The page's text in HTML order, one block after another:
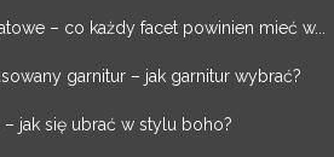
– co każdy facet powinien mieć w...
garnitur – jak garnitur wybrać?
jak się ubrać w stylu boho?